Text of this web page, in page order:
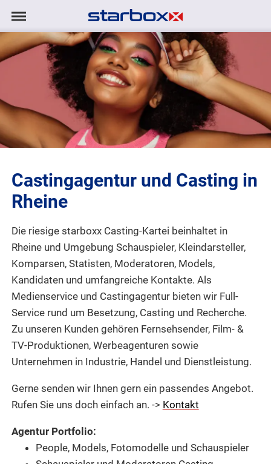
Navigation
anzeigen/ausblenden
Navigation
AGENTUR
MODELS
TALENTE
PROJEKTE
LOGIN
Castingagentur und Casting in
Rheine
Die riesige starboxx Casting-Kartei beinhaltet in
Rheine und Umgebung Schauspieler, Kleindarsteller,
Komparsen, Statisten, Moderatoren, Models,
Kandidaten und umfangreiche Kontakte. Als
Medienservice und Castingagentur bieten wir Full-
Service rund um Besetzung, Casting und Recherche.
Zu unseren Kunden gehören Fernsehsender, Film- &
TV-Produktionen, Werbeagenturen sowie
Unternehmen in Industrie, Handel und Dienstleistung.
Gerne senden wir Ihnen gern ein passendes Angebot.
Rufen Sie uns doch einfach an. -> Kontakt
Agentur Portfolio:
People, Models, Fotomodelle und Schauspieler